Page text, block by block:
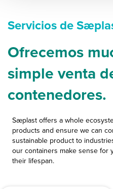
Servicios de
Ofrecemos
simple venta
contenedores.
Sæplast offers a whole
products and ensure we can
sustainable product to
our containers make sense
their lifespan.